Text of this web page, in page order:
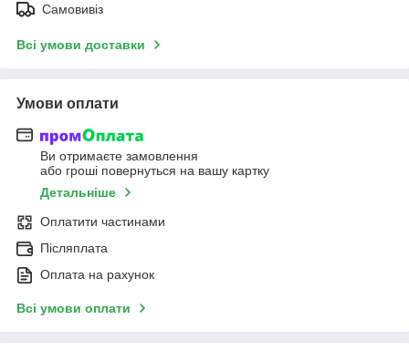
Самовивіз
Всі умови доставки
Умови оплати
Ви отримаєте замовлення
або гроші повернуться на вашу картку
Детальніше
Оплатити частинами
Післяплата
Оплата на рахунок
Всі умови оплати